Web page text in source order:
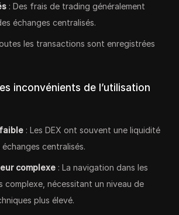
: Des frais de trading généralement
échanges centralisés.
les transactions sont enregistrées
inconvénients de l’utilisation
: Les DEX ont souvent une liquidité
centralisés.
complexe : La navigation dans les
complexe, nécessitant un niveau de
plus élevé.